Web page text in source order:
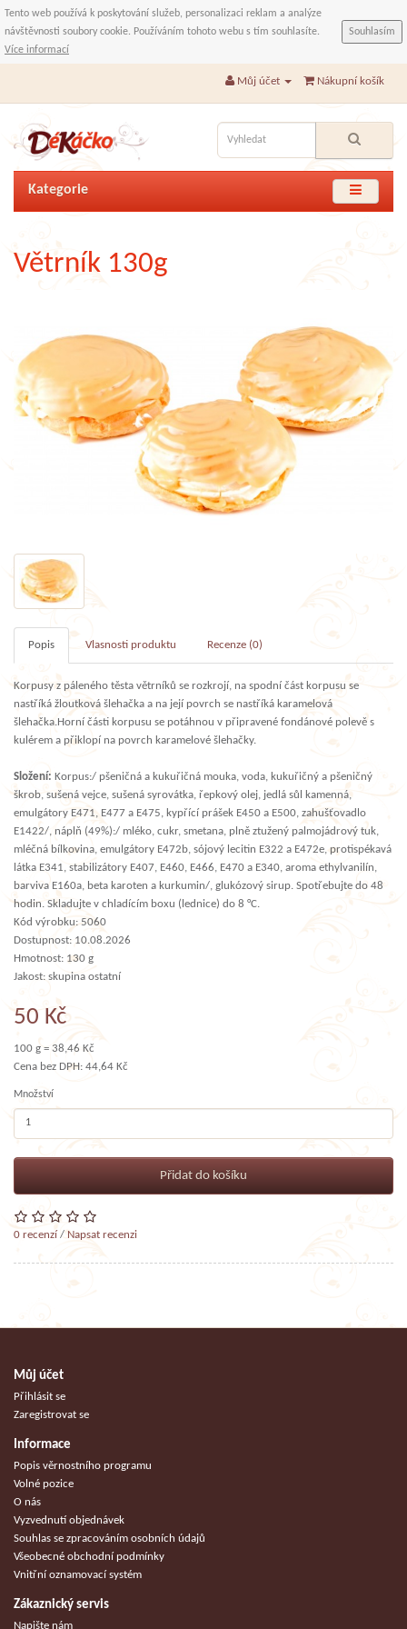
Tento web používá k poskytování služeb, personalizaci reklam a analýze
návštěvnosti soubory cookie. Používáním tohoto webu s tím souhlasíte.
Více informací
Souhlasím
Můj účet Nákupní košík
Kategorie
Větrník 130g
Popis Vlasnosti produktu Recenze (0)
Korpusy z páleného těsta větrníků se rozkrojí, na spodní část korpusu se
nastříká žloutková šlehačka a na její povrch se nastříká karamelová
šlehačka.Horní části korpusu se potáhnou v připravené fondánové polevě s
kulérem a přiklopí na povrch karamelové šlehačky.
Složení: Korpus:/ pšeničná a kukuřičná mouka, voda, kukuřičný a pšeničný
škrob, sušená vejce, sušená syrovátka, řepkový olej, jedlá sůl kamenná,
emulgátory E471, E477 a E475, kypřící prášek E450 a E500, zahušťovadlo
E1422/, náplň (49%):/ mléko, cukr, smetana, plně ztužený palmojádrový tuk,
mléčná bílkovina, emulgátory E472b, sójový lecitin E322 a E472e, protispékavá
látka E341, stabilizátory E407, E460, E466, E470 a E340, aroma ethylvanilín,
barviva E160a, beta karoten a kurkumin/, glukózový sirup. Spotřebujte do 48
hodin. Skladujte v chladícím boxu (lednice) do 8 °C.
Kód výrobku: 5060
Dostupnost: 10.08.2026
Hmotnost: 130 g
Jakost: skupina ostatní
50 Kč
100 g = 38,46 Kč
Cena bez DPH: 44,64 Kč
Množství
Přidat do košíku
0 recenzí/ Napsat recenzi
Můj účet
Přihlásit se
Zaregistrovat se
Informace
Popis věrnostního programu
Volné pozice
O nás
Vyzvednutí objednávek
Souhlas se zpracováním osobních údajů
Všeobecné obchodní podmínky
Vnitřní oznamovací systém
Zákaznický servis
Napište nám